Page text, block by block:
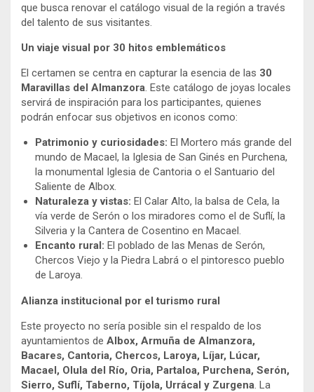
que busca renovar el catálogo visual de la región a través
del talento de sus visitantes.
Un viaje visual por 30 hitos emblemáticos
El certamen se centra en capturar la esencia de las 30
Maravillas del Almanzora . Este catálogo de joyas locales
servirá de inspiración para los participantes, quienes
podrán enfocar sus objetivos en iconos como:
Patrimonio y curiosidades: El Mortero más grande del
mundo de Macael, la Iglesia de San Ginés en Purchena,
la monumental Iglesia de Cantoria o el Santuario del
Saliente de Albox.
Naturaleza y vistas: El Calar Alto, la balsa de Cela, la
vía verde de Serón o los miradores como el de Suflí, la
Silveria y la Cantera de Cosentino en Macael.
Encanto rural: El poblado de las Menas de Serón,
Chercos Viejo y la Piedra Labrá o el pintoresco pueblo
de Laroya.
Alianza institucional por el turismo rural
Este proyecto no sería posible sin el respaldo de los
ayuntamientos de Albox, Armuña de Almanzora,
Bacares, Cantoria, Chercos, Laroya, Líjar, Lúcar,
Macael, Olula del Río, Oria, Partaloa, Purchena, Serón,
Sierro, Suflí, Taberno, Tíjola, Urrácal y Zurgena . La